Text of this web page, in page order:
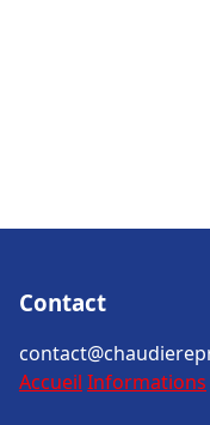
Contact
Accueil Informations